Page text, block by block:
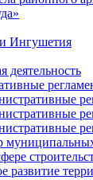
Ингушетия
деятельность
развитие